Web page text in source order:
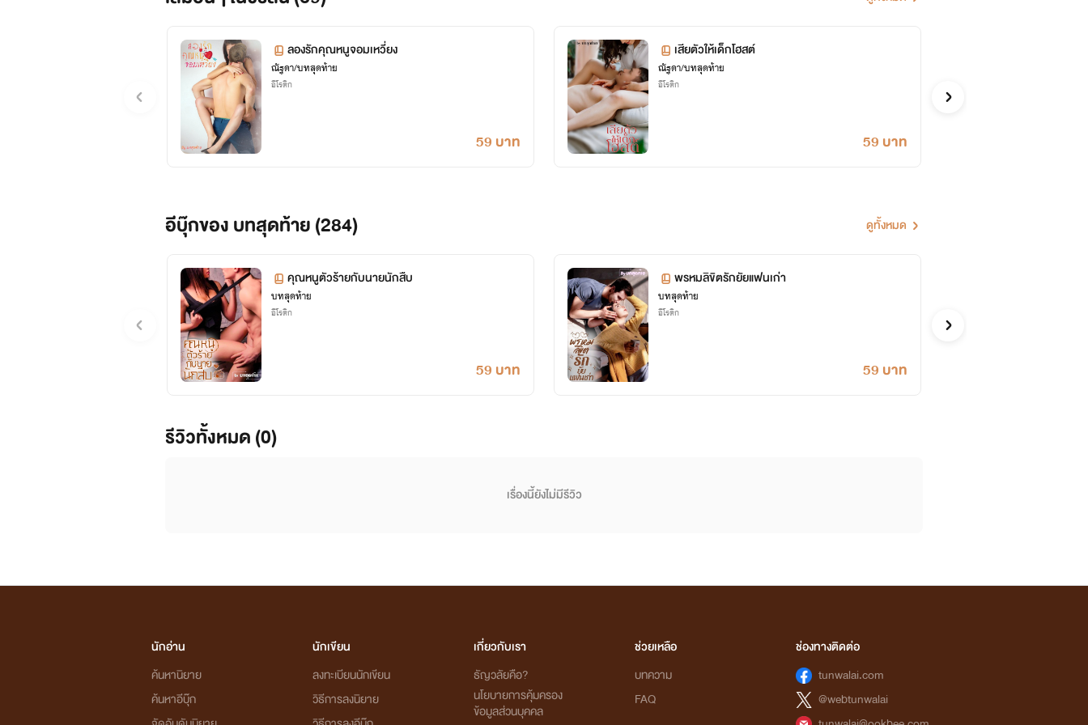
ลองรักคุณหนูจอมเหวี่ยง
ณัฐดา/บทสุดท้าย
อีโรติก
59 บาท
เสียตัวให้เด็กโฮสต์
ณัฐดา/บทสุดท้าย
อีโรติก
59 บาท
อีบุ๊กของ บทสุดท้าย (284) ดูทั้งหมด
คุณหนูตัวร้ายกับนายนักสืบ
บทสุดท้าย
อีโรติก
59 บาท
พรหมลิขิตรักยัยแฟนเก่า
บทสุดท้าย
อีโรติก
59 บาท
รีวิวทั้งหมด (0)
เรื่องนี้ยังไม่มีรีวิว
นักอ่าน
ค้นหานิยาย
ค้นหาอีบุ๊ก
นักเขียน
ลงทะเบียนนักเขียน
วิธีการลงนิยาย
เกี่ยวกับเรา
ธัญวลัยคือ?
นโยบายการคุ้มครอง
ข้อมูลส่วนบุคคล
ช่วยเหลือ
บทความ
FAQ
ช่องทางติดต่อ
tunwalai.com
@webtunwalai